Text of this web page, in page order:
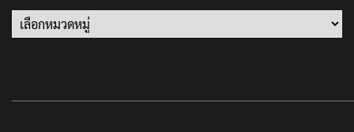
Categories